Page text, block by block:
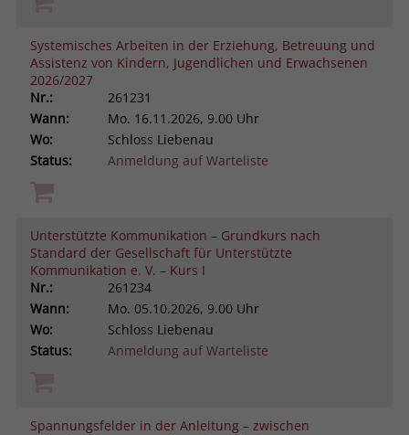
Systemisches Arbeiten in der Erziehung, Betreuung und
Assistenz von Kindern, Jugendlichen und Erwachsenen
2026/2027
Nr.:
261231
Wann:
Mo. 16.11.2026, 9.00 Uhr
Wo:
Schloss Liebenau
Status:
Anmeldung auf Warteliste
Unterstützte Kommunikation – Grundkurs nach
Standard der Gesellschaft für Unterstützte
Kommunikation e. V. – Kurs I
Nr.:
261234
Wann:
Mo. 05.10.2026, 9.00 Uhr
Wo:
Schloss Liebenau
Status:
Anmeldung auf Warteliste
Spannungsfelder in der Anleitung – zwischen